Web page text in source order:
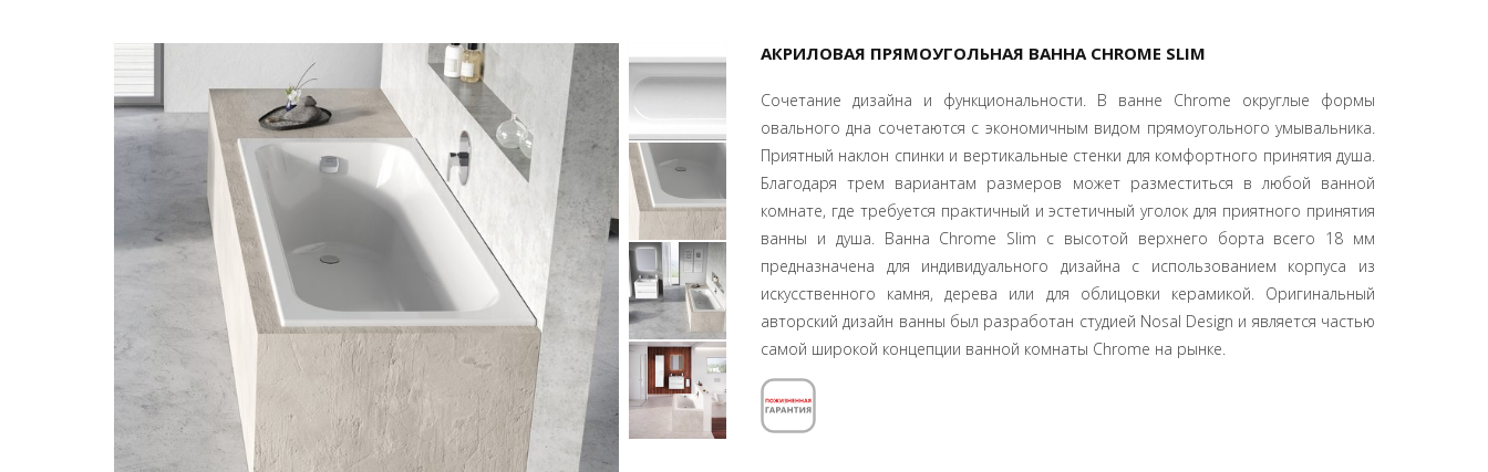
АКРИЛОВАЯ ПРЯМОУГОЛЬНАЯ ВАННА CHROME SLIM
Сочетание дизайна и функциональности. В ванне Chrome округлые формы
овального дна сочетаются с экономичным видом прямоугольного умывальника.
Приятный наклон спинки и вертикальные стенки для комфортного принятия душа.
Благодаря трем вариантам размеров может разместиться в любой ванной
комнате, где требуется практичный и эстетичный уголок для приятного принятия
ванны и душа. Ванна Chrome Slim с высотой верхнего борта всего 18 мм
предназначена для индивидуального дизайна с использованием корпуса из
искусственного камня, дерева или для облицовки керамикой. Оригинальный
авторский дизайн ванны был разработан студией Nosal Design и является частью
самой широкой концепции ванной комнаты Chrome на рынке.